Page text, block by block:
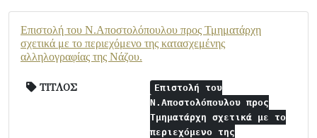
Επιστολή του Ν.Αποστολόπουλου προς Τμηματάρχη
σχετικά με το περιεχόμενο της κατασχεμένης
αλληλογραφίας της Νάζου.
ΤΙΤΛΟΣ
Επιστολή του
Ν.Αποστολόπουλου προς
Τμηματάρχη σχετικά με το
περιεχόμενο της